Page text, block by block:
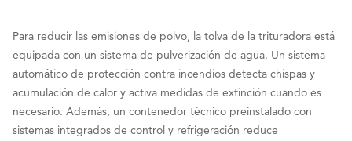
Para reducir las emisiones de polvo, la tolva de la trituradora está
equipada con un sistema de pulverización de agua. Un sistema
automático de protección contra incendios detecta chispas y
acumulación de calor y activa medidas de extinción cuando es
necesario. Además, un contenedor técnico preinstalado con
sistemas integrados de control y refrigeración reduce